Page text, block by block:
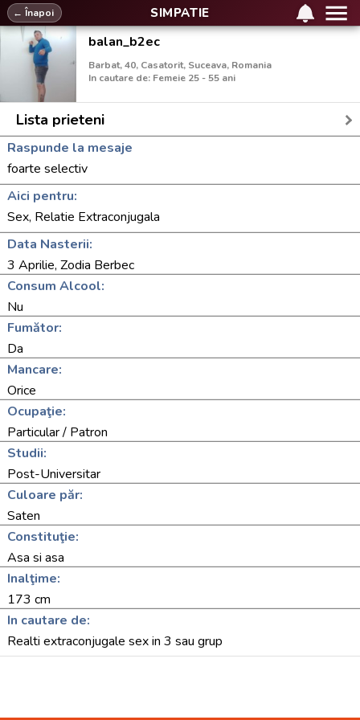
SIMPATIE
← Înapoi
balan_b2ec
Barbat, 40, Casatorit, Suceava, Romania
In cautare de: Femeie 25 - 55 ani
Lista prieteni
Raspunde la mesaje
foarte selectiv
Aici pentru:
Sex, Relatie Extraconjugala
Data Nasterii:
3 Aprilie, Zodia Berbec
Consum Alcool:
Nu
Fumător:
Da
Mancare:
Orice
Ocupaţie:
Particular / Patron
Studii:
Post-Universitar
Culoare păr:
Saten
Constituţie:
Asa si asa
Inalţime:
173 cm
In cautare de:
Realti extraconjugale sex in 3 sau grup